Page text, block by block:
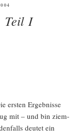
Teil I
ers­ten Ergeb­nis­se
mit – und bin ziem­
deu­tet ein